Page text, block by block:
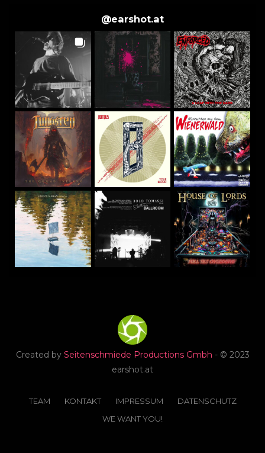
@earshot.at
Created by Seitenschmiede Productions Gmbh - © 2023
earshot.at
TEAM KONTAKT IMPRESSUM
DATENSCHUTZ
WE WANT YOU!